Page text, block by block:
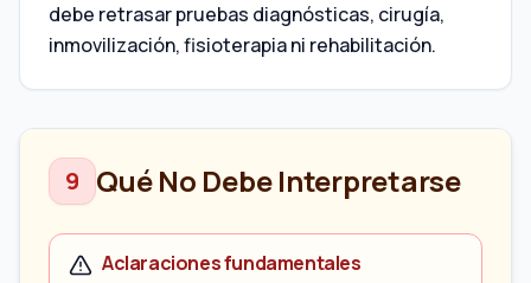
debe retrasar pruebas diagnósticas, cirugía,
inmovilización, fisioterapia ni rehabilitación.
9 Qué No Debe Interpretarse
Aclaraciones fundamentales